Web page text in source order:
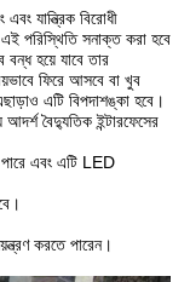
যান্ত্রিক বিরোধী
পরিস্থিতি সনাক্ত করা হবে
বন্ধ হয়ে যাবে তার
ফিরে আসবে বা খুব
এটি বিপদাশঙ্কা হবে।
বৈদ্যুতিক ইন্টারফেসের
এবং এটি LED
করতে পারেন।